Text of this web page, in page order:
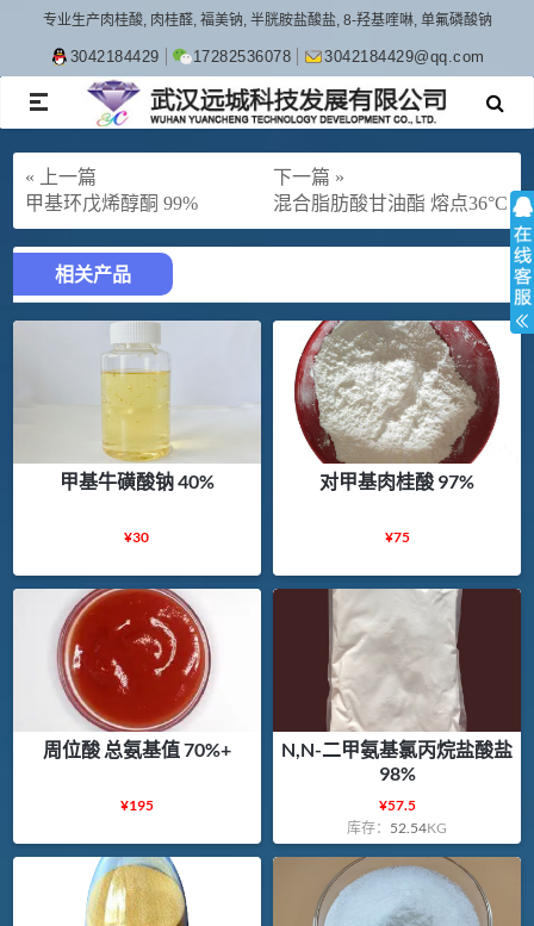
专业生产肉桂酸, 肉桂醛, 福美钠, 半胱胺盐酸盐, 8-羟基喹啉, 单氟磷酸钠
3042184429 17282536078 3042184429@qq.com
TOGGLE
NAVIGATION
« 上一篇
甲基环戊烯醇酮 99%
下一篇 »
混合脂肪酸甘油酯 熔点36°C
相关产品
甲基牛磺酸钠 40%
¥30
对甲基肉桂酸 97%
¥75
周位酸 总氨基值 70%+
¥195
N,N-二甲氨基氯丙烷盐酸盐
98%
¥57.5
库存： 52.54KG